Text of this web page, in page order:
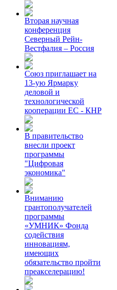
Вторая научная
конференция
Северный Рейн-
Вестфалия – Россия
Союз приглашает на
13-ую Ярмарку
деловой и
технологической
кооперации ЕС - КНР
В правительство
внесли проект
программы
"Цифровая
экономика"
Вниманию
грантополучателей
программы
«УМНИК» Фонда
содействия
инновациям,
имеющих
обязательство пройти
преакселерацию!